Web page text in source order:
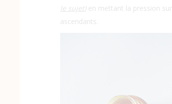
le sujet)en mettant la pression
ascendants.